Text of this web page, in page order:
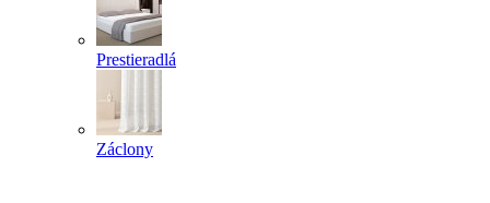
Prestieradlá
Záclony